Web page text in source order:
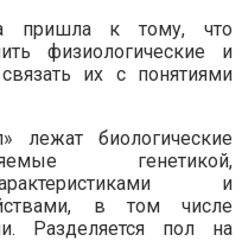
пришла к тому, что
физиологические и
их с понятиями
лежат биологические
генетикой,
и
в том числе
Разделяется пол на